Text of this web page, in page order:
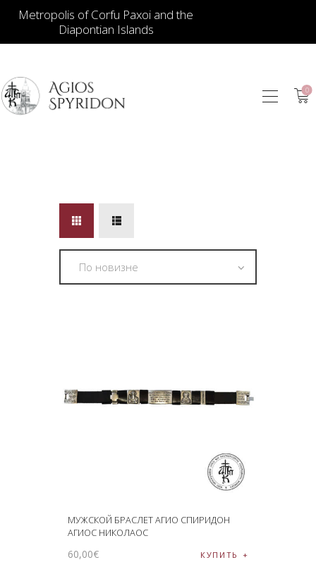
Metropolis of Corfu Paxoi and the
Diapontian Islands
0
ДЛЯ ЦЕРКВИ
ИЕРАТИЧЕСКИЕ
ПРЕДМЕТЫ
СВЕЧИ
СУВЕНИРЫ ДЛЯ
МУЖСКОЙ БРАСЛЕТ АГИО СПИРИДОН
АГИОС НИКОЛАОС
60,00€ КУПИТЬ